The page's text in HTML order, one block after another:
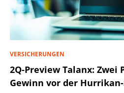
VERSICHERUNGEN
2Q-Preview Talanx: Zwei
Gewinn vor der